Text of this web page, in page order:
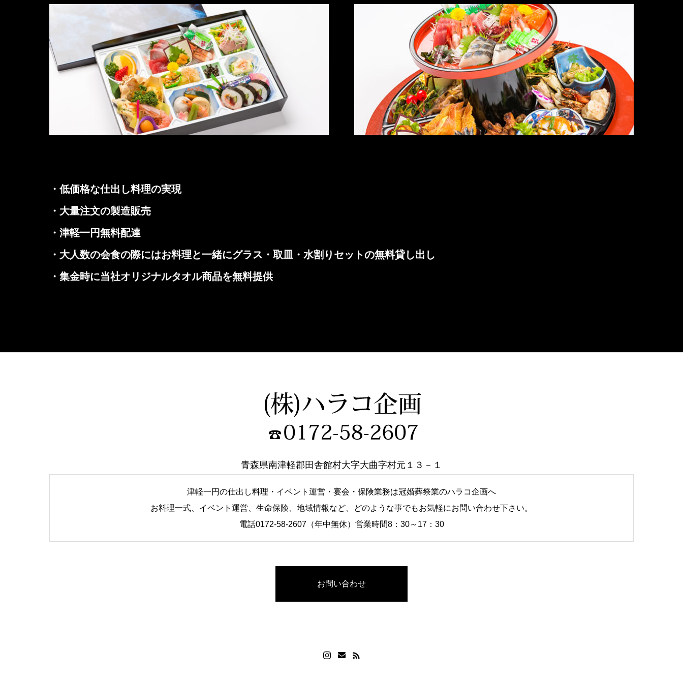
・低価格な仕出し料理の実現
・大量注文の製造販売
・津軽一円無料配達
・大人数の会食の際にはお料理と一緒にグラス・取皿・水割りセットの無料貸し出し
・集金時に当社オリジナルタオル商品を無料提供
青森県南津軽郡田舎館村大字大曲字村元１３－１
津軽一円の仕出し料理・イベント運営・宴会・保険業務は冠婚葬祭業のハラコ企画へ
お料理一式、イベント運営、生命保険、地域情報など、どのような事でもお気軽にお問い合わせ下さい。
電話0172-58-2607（年中無休）営業時間8：30～17：30
お問い合わせ